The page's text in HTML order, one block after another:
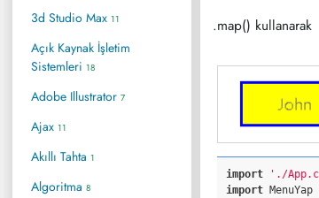
3d Studio Max 11
Açık Kaynak İşletim
Sistemleri 18
Adobe Illustrator 7
Ajax 11
Akıllı Tahta 1
Algoritma 8
.map() kullanarak
import
'./
import MenuYap